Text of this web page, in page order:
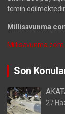
temin edilmektedir.
Millisavunma.com
Son
27